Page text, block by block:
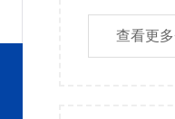
查看更